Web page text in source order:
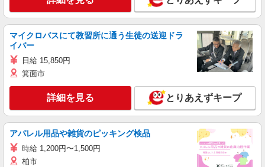
マイクロバスにて教習所に通う生徒の送迎ドラ
イバー
日給 15,850円
箕面市
詳細を見る とりあえずキープ
アパレル用品や雑貨のピッキング検品
時給 1,200円〜1,500円
柏市